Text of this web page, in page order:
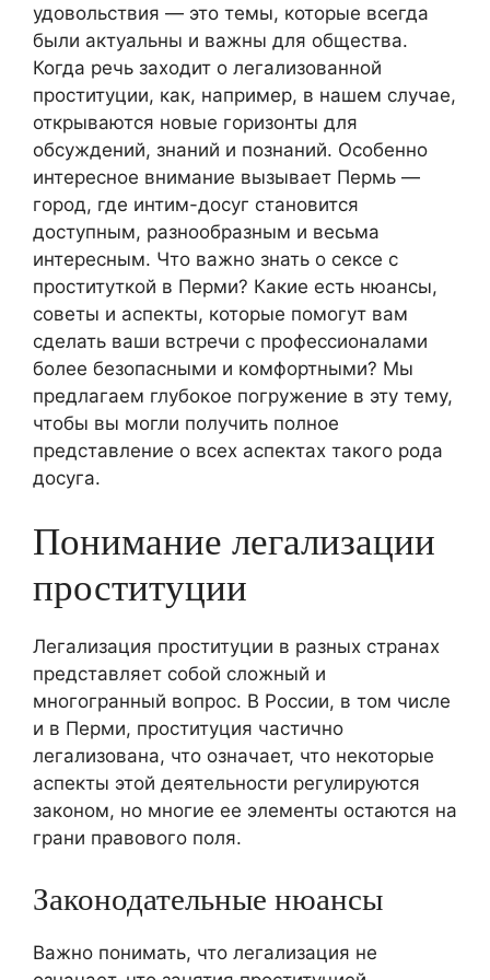
удовольствия — это темы, которые всегда
были актуальны и важны для общества.
Когда речь заходит о легализованной
проституции, как, например, в нашем случае,
открываются новые горизонты для
обсуждений, знаний и познаний. Особенно
интересное внимание вызывает Пермь —
город, где интим-досуг становится
доступным, разнообразным и весьма
интересным. Что важно знать о сексе с
проституткой в Перми? Какие есть нюансы,
советы и аспекты, которые помогут вам
сделать ваши встречи с профессионалами
более безопасными и комфортными? Мы
предлагаем глубокое погружение в эту тему,
чтобы вы могли получить полное
представление о всех аспектах такого рода
досуга.
Понимание легализации
проституции
Легализация проституции в разных странах
представляет собой сложный и
многогранный вопрос. В России, в том числе
и в Перми, проституция частично
легализована, что означает, что некоторые
аспекты этой деятельности регулируются
законом, но многие ее элементы остаются на
грани правового поля.
Законодательные нюансы
Важно понимать, что легализация не